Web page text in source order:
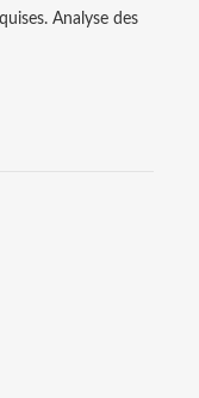
Analyse des